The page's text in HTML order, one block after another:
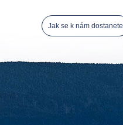
Jak se k nám dostanete